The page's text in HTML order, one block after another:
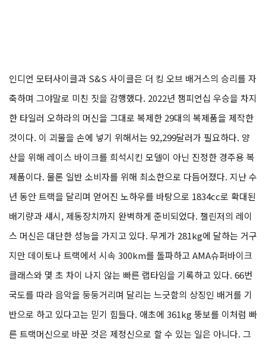
인디언 모터사이클과 S&S 사이클은 더 킹 오브 배거스의 승리를 자
축하며 그야말로 미친 짓을 감행했다. 2022년 챔피언십 우승을 차지
한 타일러 오하라의 머신을 그대로 복제한 29대의 복제품을 제작한
것이다. 이 괴물을 손에 넣기 위해서는 92,299달러가 필요하다. 양
산을 위해 레이스 바이크를 희석시킨 모델이 아닌 진정한 경주용 복
제품이다. 물론 일반 소비자를 위해 최소한으로 다듬어졌다. 지난 수
년 동안 트랙을 달리며 얻어진 노하우를 바탕으로 1834cc로 확대된
배기량과 섀시, 제동장치까지 완벽하게 준비되었다. 챌린저의 레이
스 머신은 대단한 성능을 가지고 있다. 무게가 281kg에 달하는 거구
지만 데이토나 트랙에서 시속 300km를 돌파하고 AMA슈퍼바이크
클래스와 몇 초 차이 나지 않는 빠른 랩타임을 기록하고 있다. 66번
국도를 따라 음악을 둥둥거리며 달리는 느긋함의 상징인 배거를 기
반으로 하고 있다고는 믿기 힘들다. 애초에 361kg 뚱보를 이처럼 빠
른 트랙머신으로 바꾼 것은 제정신으로 할 수 있는 일은 아니다. 그